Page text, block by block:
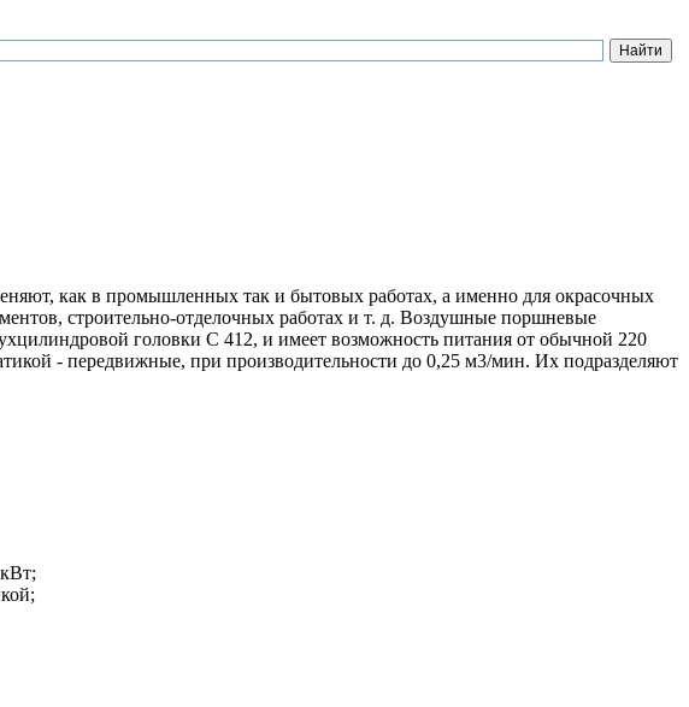
как в промышленных так и бытовых работах, а именно для окрасочных
строительно-отделочных работах и т. д. Воздушные поршневые
головки С 412, и имеет возможность питания от обычной 220
- передвижные, при производительности до 0,25 м3/мин. Их подразделяют